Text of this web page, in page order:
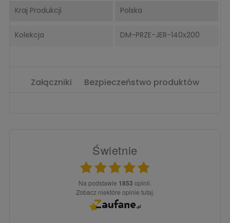
Kraj Produkcji Polska
Kolekcja DM-PRZE-JER-140x200
Załączniki Bezpieczeństwo produktów
Świetnie
Na podstawie 1853 opinii.
Zobacz niektóre opinie tutaj.